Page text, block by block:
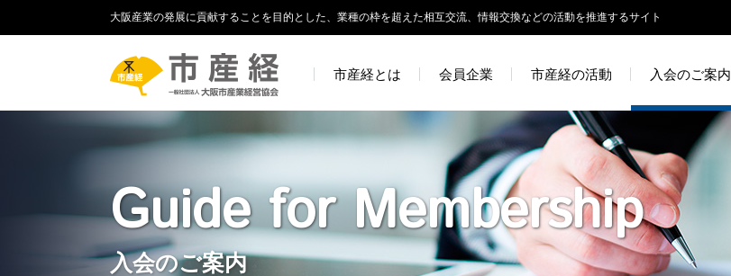
大阪産業の発展に貢献することを目的とした、業種の枠を超えた相互交流、情報交換などの活動を推進するサイト
市産経とは 会員企業 市産経の活動 入会のご案内
Guide for Membership
入会のご案内